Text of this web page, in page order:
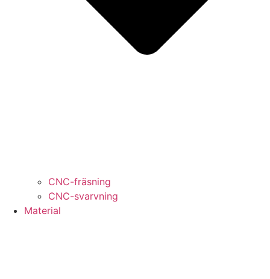
CNC-fräsning
CNC-svarvning
Material